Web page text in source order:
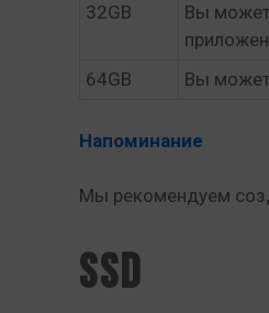
32GB
Вы
64GB
Вы
Напоминание
Мы рекомендуем
SSD